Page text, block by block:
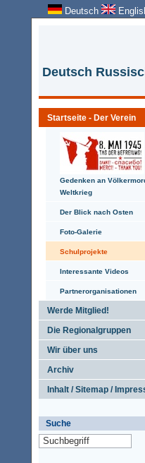
Deutsch
Deutsch
Startseite - Der Verein
Gedenken an
Weltkrieg
Der Blick nach Osten
Foto-Galerie
Schulprojekte
Interessante Videos
Partnerorganisationen
Werde Mitglied!
Die Regionalgruppen
Wir über uns
Archiv
Inhalt / Sitemap /
Suche